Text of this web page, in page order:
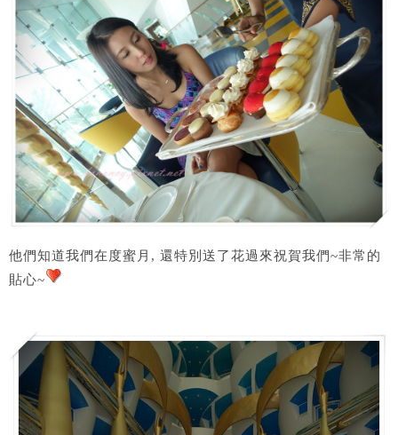
他們知道我們在度蜜月, 還特別送了花過來祝賀我們~非常的
貼心~